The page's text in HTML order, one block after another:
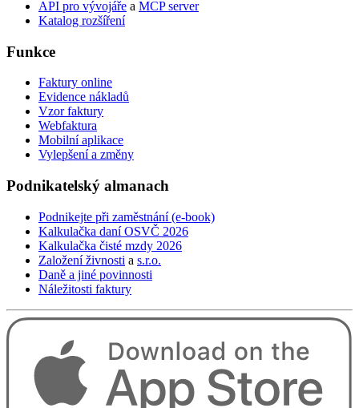
API pro vývojáře a MCP server
Katalog rozšíření
Funkce
Faktury online
Evidence nákladů
Vzor faktury
Webfaktura
Mobilní aplikace
Vylepšení a změny
Podnikatelský almanach
Podnikejte při zaměstnání (e-book)
Kalkulačka daní OSVČ 2026
Kalkulačka čisté mzdy 2026
Založení živnosti a s.r.o.
Daně a jiné povinnosti
Náležitosti faktury